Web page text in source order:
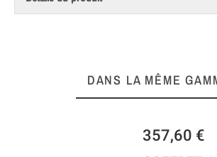
DANS LA MÊME
357,60 €